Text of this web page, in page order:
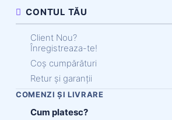
CONTUL TĂU
Client Nou?
Înregistreaza-te!
Coș cumpărături
Retur și garanții
COMENZI ȘI LIVRARE
Cum platesc?